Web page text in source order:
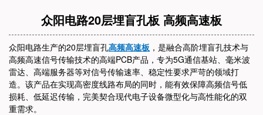
众阳电路20层埋盲孔板 高频高速板
众阳电路生产的20层埋盲孔高频高速板 ，是融合高阶埋盲孔技术与
高频高速信号传输技术的高端PCB产品，专为5G通信基站、毫米波
雷达、高端服务器等对信号传输速率、稳定性要求严苛的领域打
造。该产品在实现高密度线路布局的同时，能有效保障高频信号低
损耗、低延迟传输，完美契合现代电子设备微型化与高性能化的双
重需求。